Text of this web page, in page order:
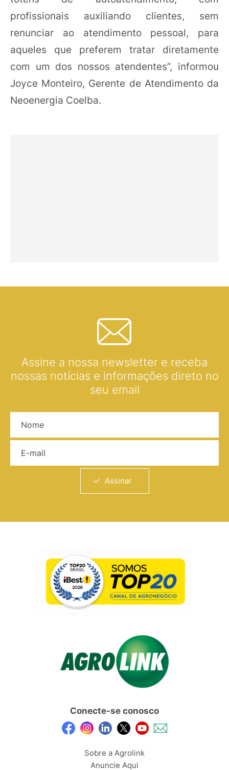
profissionais auxiliando clientes, sem
renunciar ao atendimento pessoal, para
aqueles que preferem tratar diretamente
com um dos nossos atendentes”, informou
Joyce Monteiro, Gerente de Atendimento da
Neoenergia Coelba.
Assine a nossa newsletter e receba
nossas notícias e informações direto no
seu email
Assinar
Conecte-se conosco
Sobre a Agrolink
Anuncie Aqui